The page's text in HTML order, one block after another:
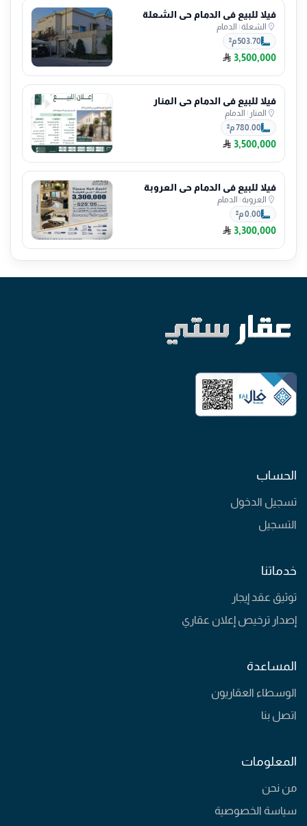
فيلا للبيع في الدمام حي الشعلة
الشعلة| الدمام
503.70 م²
3,500,000
فيلا للبيع في الدمام حي المنار
المنار | الدمام
780.00 م²
3,500,000
فيلا للبيع في الدمام حي العروبة
العروبة| الدمام
0.00 م²
3,300,000
الحساب
تسجيل الدخول
التسجيل
خدماتنا
توثيق عقد إيجار
إصدار ترخيص إعلان عقاري
المساعدة
الوسطاء العقاريون
اتصل بنا
المعلومات
من نحن
سياسة الخصوصية